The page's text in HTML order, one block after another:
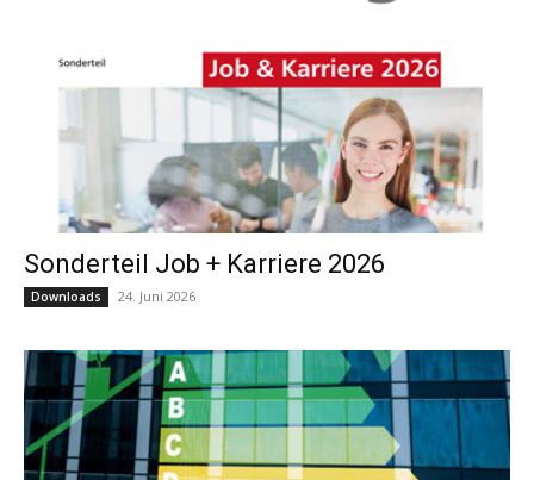
Sonderteil Job + Karriere 2026
Downloads 24. Juni 2026